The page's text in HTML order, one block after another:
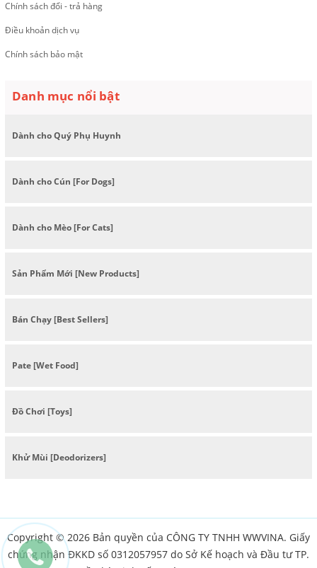
Chính sách đổi - trả hàng
Điều khoản dịch vụ
Chính sách bảo mật
Danh mục nổi bật
Dành cho Quý Phụ Huynh
Dành cho Cún [For Dogs]
Dành cho Mèo [For Cats]
Sản Phẩm Mới [New Products]
Bán Chạy [Best Sellers]
Pate [Wet Food]
Đồ Chơi [Toys]
Khử Mùi [Deodorizers]
Copyright © 2026 Bản quyền của CÔNG TY TNHH WWVINA. Giấy
chứng nhận ĐKKD số 0312057957 do Sở Kế hoạch và Đầu tư TP.